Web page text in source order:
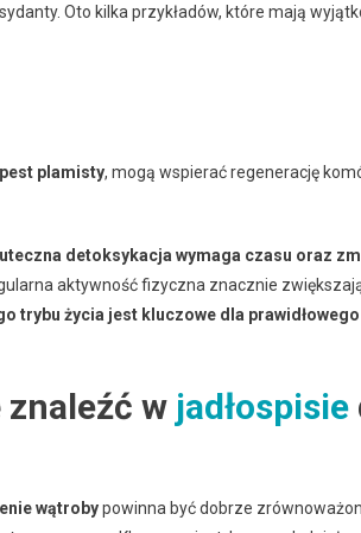
Oto kilka przykładów, które mają
plamisty, mogą wspierać regenerację
detoksykacja wymaga czasu oraz
aktywność fizyczna znacznie
trybu życia jest kluczowe dla
znaleźć w jadłospisie
wątrobypowinna być dobrze